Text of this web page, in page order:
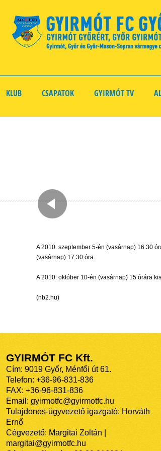
KLUB CSAPATOK GYIRMÓT TV
A 2010. szeptember 5-én (vasárnap) 16.30
(vasárnap) 17.30 óra.
A 2010. október 10-én (vasárnap) 15 órára
(nb2.hu)
GYIRMÓT FC Kft.
Cím: 9019 Győr, Ménfői út 61.
Telefon: +36-96-831-836
FAX: +36-96-831-836
Email: gyirmotfc@gyirmotfc.hu
Tulajdonos-ügyvezető igazgató: Horváth
Ernő
Cégvezető: Margitai Zoltán |
margitai@gyirmotfc.hu